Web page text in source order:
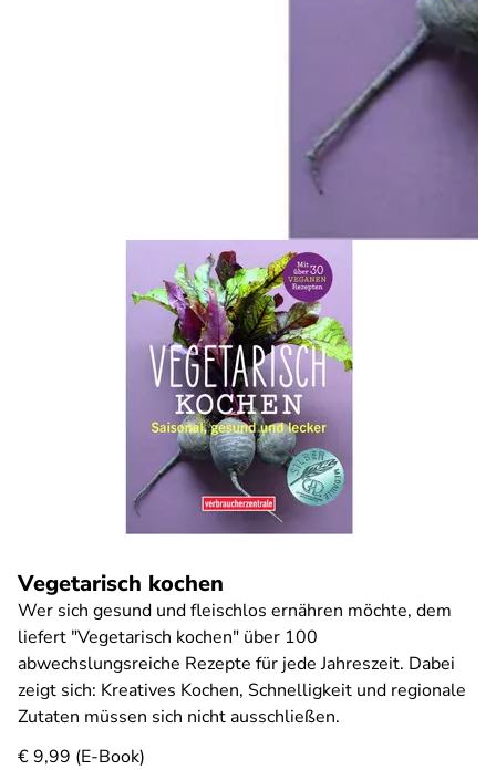
Vegetarisch kochen
Wer sich gesund und fleischlos ernähren möchte, dem
liefert "Vegetarisch kochen" über 100
abwechslungsreiche Rezepte für jede Jahreszeit. Dabei
zeigt sich: Kreatives Kochen, Schnelligkeit und regionale
Zutaten müssen sich nicht ausschließen.
€ 9,99 (E-Book)